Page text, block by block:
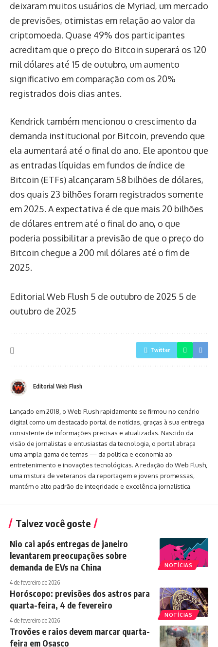
deixaram muitos usuários de Myriad, um mercado
de previsões, otimistas em relação ao valor da
criptomoeda. Quase 49% dos participantes
acreditam que o preço do Bitcoin superará os 120
mil dólares até 15 de outubro, um aumento
significativo em comparação com os 20%
registrados dois dias antes.
Kendrick também mencionou o crescimento da
demanda institucional por Bitcoin, prevendo que
ela aumentará até o final do ano. Ele apontou que
as entradas líquidas em fundos de índice de
Bitcoin (ETFs) alcançaram 58 bilhões de dólares,
dos quais 23 bilhões foram registrados somente
em 2025. A expectativa é de que mais 20 bilhões
de dólares entrem até o final do ano, o que
poderia possibilitar a previsão de que o preço do
Bitcoin chegue a 200 mil dólares até o fim de
2025.
Editorial Web Flush 5 de outubro de 2025 5 de
outubro de 2025
Twitter
Editorial Web Flush
Lançado em 2018, o Web Flush rapidamente se firmou no cenário
digital como um destacado portal de notícias, graças à sua entrega
consistente de informações precisas e atualizadas. Nascido da
visão de jornalistas e entusiastas da tecnologia, o portal abraça
uma ampla gama de temas — da política e economia ao
entretenimento e inovações tecnológicas. A redação do Web Flush,
uma mistura de veteranos da reportagem e jovens promessas,
mantém o alto padrão de integridade e excelência jornalística.
Talvez você goste
NOTÍCIAS
Nio cai após entregas de janeiro
levantarem preocupações sobre
demanda de EVs na China
4 de fevereiro de 2026
NOTÍCIAS
Horóscopo: previsões dos astros para
quarta-feira, 4 de fevereiro
4 de fevereiro de 2026
Trovões e raios devem marcar quarta-
feira em Osasco